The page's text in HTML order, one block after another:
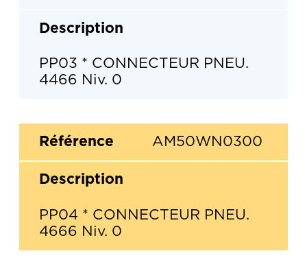
PP03 * CONNECTEUR PNEU.
4466 Niv. 0
AM50WN0300
PP04 * CONNECTEUR PNEU.
4666 Niv. 0